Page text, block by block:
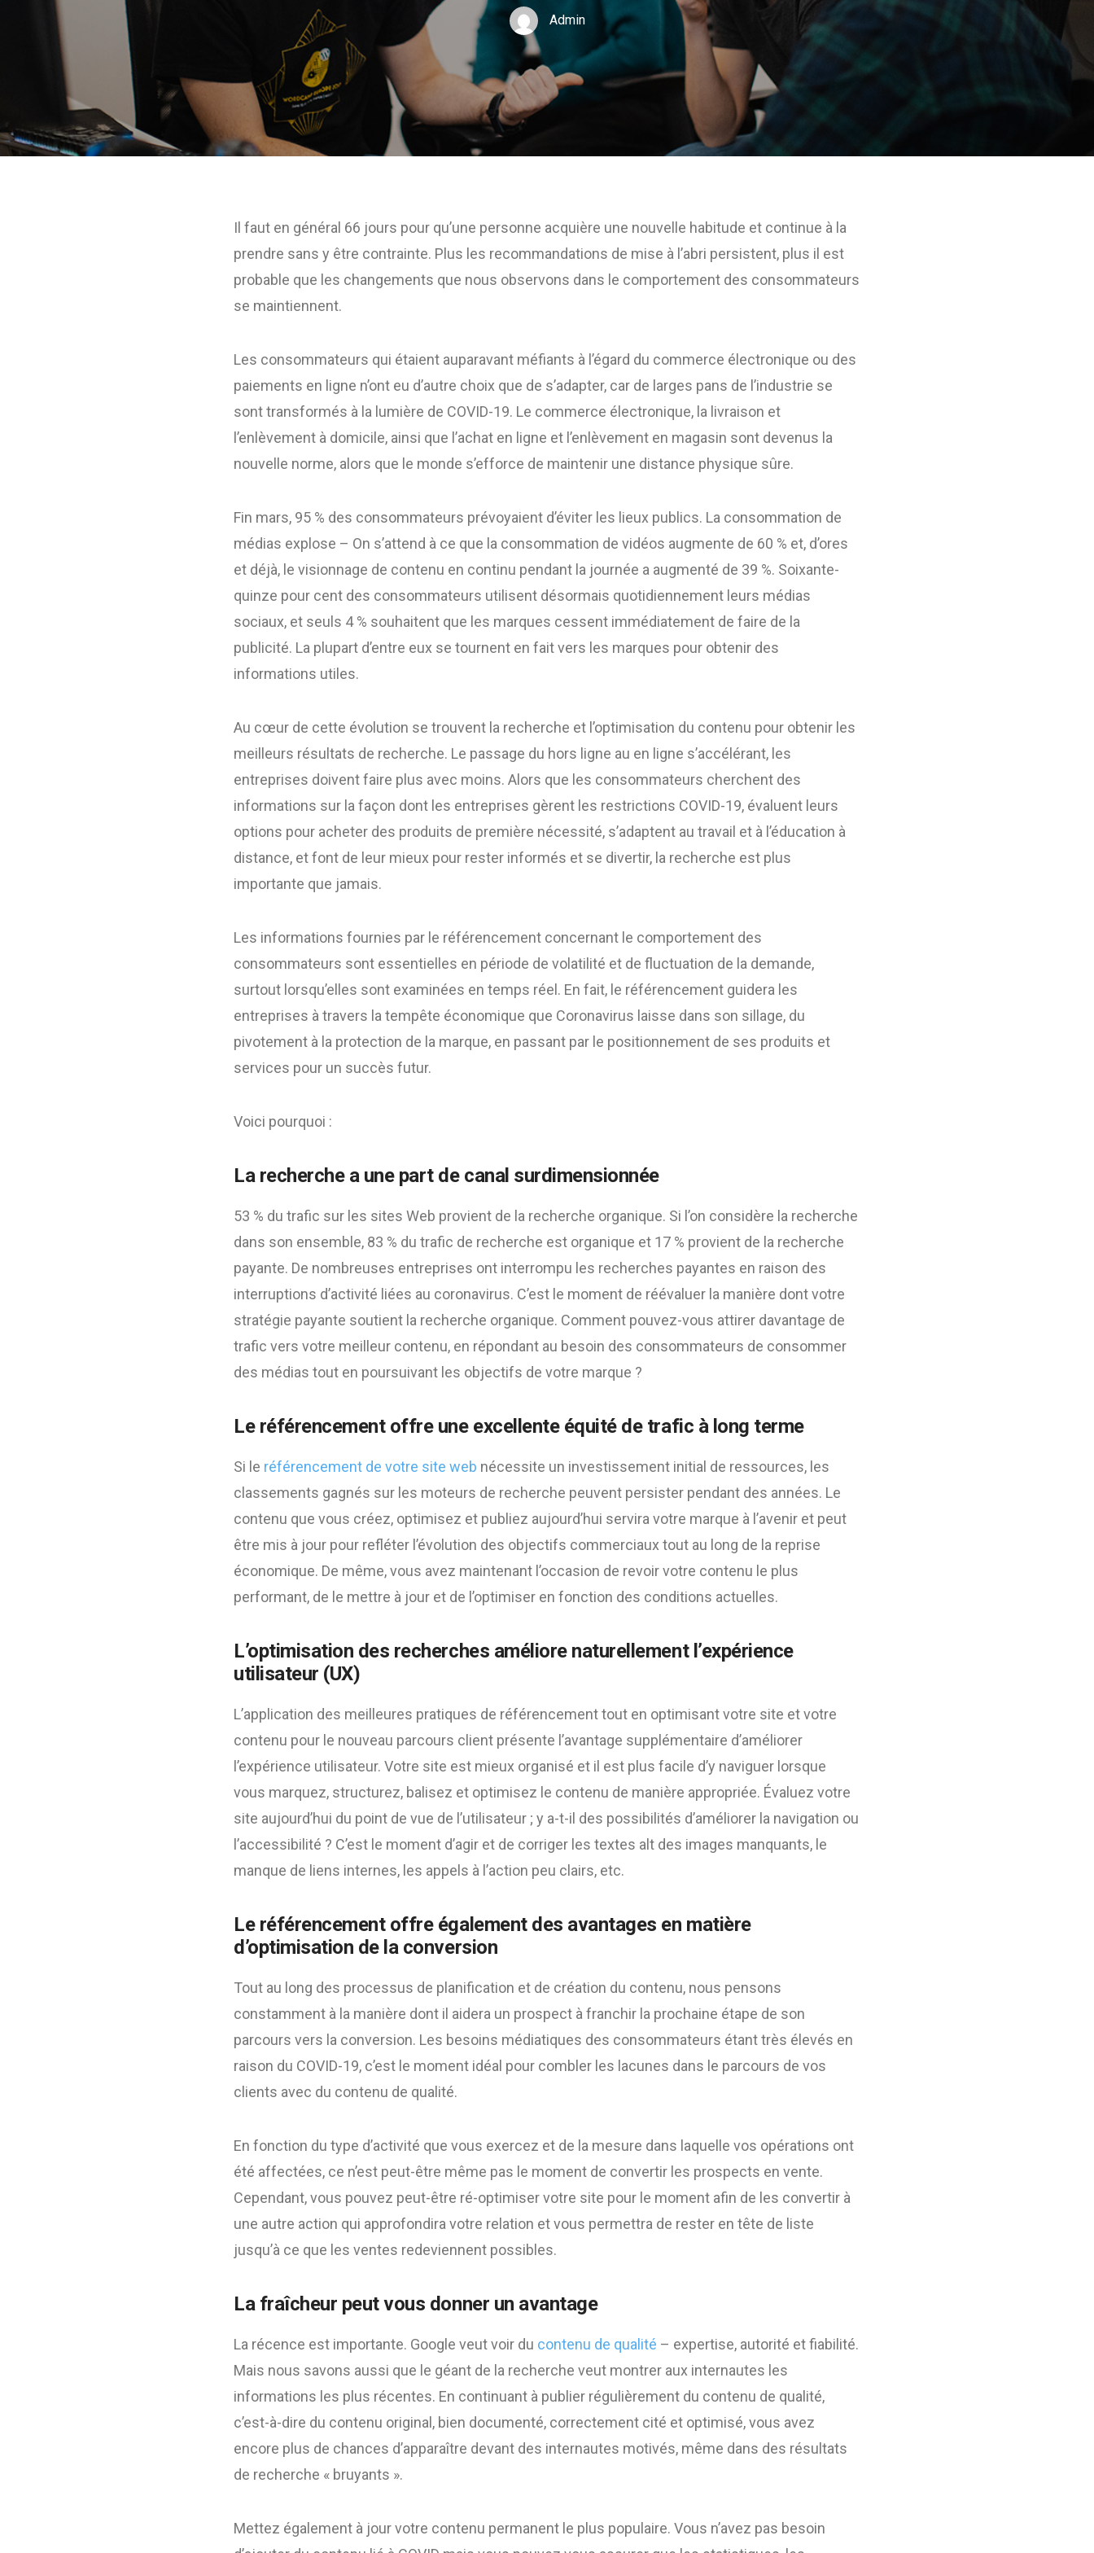
Admin
Il faut en général 66 jours pour qu’une personne acquière une nouvelle habitude et continue à la
prendre sans y être contrainte. Plus les recommandations de mise à l’abri persistent, plus il est
probable que les changements que nous observons dans le comportement des consommateurs
se maintiennent.
Les consommateurs qui étaient auparavant méfiants à l’égard du commerce électronique ou des
paiements en ligne n’ont eu d’autre choix que de s’adapter, car de larges pans de l’industrie se
sont transformés à la lumière de COVID-19. Le commerce électronique, la livraison et
l’enlèvement à domicile, ainsi que l’achat en ligne et l’enlèvement en magasin sont devenus la
nouvelle norme, alors que le monde s’efforce de maintenir une distance physique sûre.
Fin mars, 95 % des consommateurs prévoyaient d’éviter les lieux publics. La consommation de
médias explose – On s’attend à ce que la consommation de vidéos augmente de 60 % et, d’ores
et déjà, le visionnage de contenu en continu pendant la journée a augmenté de 39 %. Soixante-
quinze pour cent des consommateurs utilisent désormais quotidiennement leurs médias
sociaux, et seuls 4 % souhaitent que les marques cessent immédiatement de faire de la
publicité. La plupart d’entre eux se tournent en fait vers les marques pour obtenir des
informations utiles.
Au cœur de cette évolution se trouvent la recherche et l’optimisation du contenu pour obtenir les
meilleurs résultats de recherche. Le passage du hors ligne au en ligne s’accélérant, les
entreprises doivent faire plus avec moins. Alors que les consommateurs cherchent des
informations sur la façon dont les entreprises gèrent les restrictions COVID-19, évaluent leurs
options pour acheter des produits de première nécessité, s’adaptent au travail et à l’éducation à
distance, et font de leur mieux pour rester informés et se divertir, la recherche est plus
importante que jamais.
Les informations fournies par le référencement concernant le comportement des
consommateurs sont essentielles en période de volatilité et de fluctuation de la demande,
surtout lorsqu’elles sont examinées en temps réel. En fait, le référencement guidera les
entreprises à travers la tempête économique que Coronavirus laisse dans son sillage, du
pivotement à la protection de la marque, en passant par le positionnement de ses produits et
services pour un succès futur.
Voici pourquoi :
La recherche a une part de canal surdimensionnée
53 % du trafic sur les sites Web provient de la recherche organique. Si l’on considère la recherche
dans son ensemble, 83 % du trafic de recherche est organique et 17 % provient de la recherche
payante. De nombreuses entreprises ont interrompu les recherches payantes en raison des
interruptions d’activité liées au coronavirus. C’est le moment de réévaluer la manière dont votre
stratégie payante soutient la recherche organique. Comment pouvez-vous attirer davantage de
trafic vers votre meilleur contenu, en répondant au besoin des consommateurs de consommer
des médias tout en poursuivant les objectifs de votre marque ?
Le référencement offre une excellente équité de trafic à long terme
Si le référencement de votre site web nécessite un investissement initial de ressources, les
classements gagnés sur les moteurs de recherche peuvent persister pendant des années. Le
contenu que vous créez, optimisez et publiez aujourd’hui servira votre marque à l’avenir et peut
être mis à jour pour refléter l’évolution des objectifs commerciaux tout au long de la reprise
économique. De même, vous avez maintenant l’occasion de revoir votre contenu le plus
performant, de le mettre à jour et de l’optimiser en fonction des conditions actuelles.
L’optimisation des recherches améliore naturellement l’expérience
utilisateur (UX)
L’application des meilleures pratiques de référencement tout en optimisant votre site et votre
contenu pour le nouveau parcours client présente l’avantage supplémentaire d’améliorer
l’expérience utilisateur. Votre site est mieux organisé et il est plus facile d’y naviguer lorsque
vous marquez, structurez, balisez et optimisez le contenu de manière appropriée. Évaluez votre
site aujourd’hui du point de vue de l’utilisateur ; y a-t-il des possibilités d’améliorer la navigation ou
l’accessibilité ? C’est le moment d’agir et de corriger les textes alt des images manquants, le
manque de liens internes, les appels à l’action peu clairs, etc.
Le référencement offre également des avantages en matière
d’optimisation de la conversion
Tout au long des processus de planification et de création du contenu, nous pensons
constamment à la manière dont il aidera un prospect à franchir la prochaine étape de son
parcours vers la conversion. Les besoins médiatiques des consommateurs étant très élevés en
raison du COVID-19, c’est le moment idéal pour combler les lacunes dans le parcours de vos
clients avec du contenu de qualité.
En fonction du type d’activité que vous exercez et de la mesure dans laquelle vos opérations ont
été affectées, ce n’est peut-être même pas le moment de convertir les prospects en vente.
Cependant, vous pouvez peut-être ré-optimiser votre site pour le moment afin de les convertir à
une autre action qui approfondira votre relation et vous permettra de rester en tête de liste
jusqu’à ce que les ventes redeviennent possibles.
La fraîcheur peut vous donner un avantage
La récence est importante. Google veut voir du contenu de qualité – expertise, autorité et fiabilité.
Mais nous savons aussi que le géant de la recherche veut montrer aux internautes les
informations les plus récentes. En continuant à publier régulièrement du contenu de qualité,
c’est-à-dire du contenu original, bien documenté, correctement cité et optimisé, vous avez
encore plus de chances d’apparaître devant des internautes motivés, même dans des résultats
de recherche « bruyants ».
Mettez également à jour votre contenu permanent le plus populaire. Vous n’avez pas besoin